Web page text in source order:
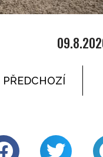
PŘEDCHOZÍ